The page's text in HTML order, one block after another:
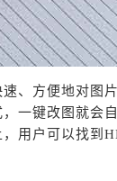
、方便地对图
一键改图就会
用户可以找到